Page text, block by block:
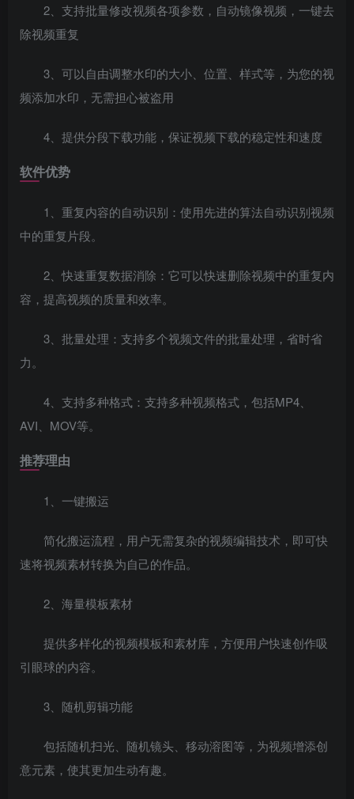
2、支持批量修改视频各项参数，自动镜像视频，一键去
除视频重复
3、可以自由调整水印的大小、位置、样式等，为您的视
频添加水印，无需担心被盗用
4、提供分段下载功能，保证视频下载的稳定性和速度
软件优势
1、重复内容的自动识别：使用先进的算法自动识别视频
中的重复片段。
2、快速重复数据消除：它可以快速删除视频中的重复内
容，提高视频的质量和效率。
3、批量处理：支持多个视频文件的批量处理，省时省
力。
4、支持多种格式：支持多种视频格式，包括MP4、
AVI、MOV等。
推荐理由
1、一键搬运
简化搬运流程，用户无需复杂的视频编辑技术，即可快
速将视频素材转换为自己的作品。
2、海量模板素材
提供多样化的视频模板和素材库，方便用户快速创作吸
引眼球的内容。
3、随机剪辑功能
包括随机扫光、随机镜头、移动溶图等，为视频增添创
意元素，使其更加生动有趣。